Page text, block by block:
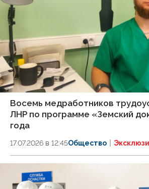
Восемь медработников
ЛНР по программе «Земский
года
17.07.2026 в 12:45Общество